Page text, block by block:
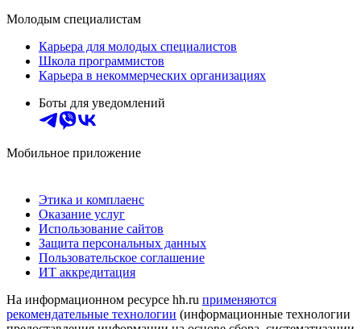
Молодым специалистам
Карьера для молодых специалистов
Школа программистов
Карьера в некоммерческих организациях
Боты для уведомлений
Мобильное приложение
Этика и комплаенс
Оказание услуг
Использование сайтов
Защита персональных данных
Пользовательское соглашение
ИТ аккредитация
На информационном ресурсе hh.ru применяются
рекомендательные технологии (информационные технологии